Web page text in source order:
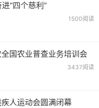
“四个慈利”
1500阅读
国农业普查业务培训会
3437阅读
人运动会圆满闭幕